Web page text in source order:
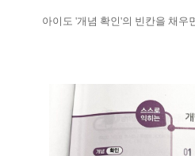
아이도 '개념 확인'의 빈칸을 채우